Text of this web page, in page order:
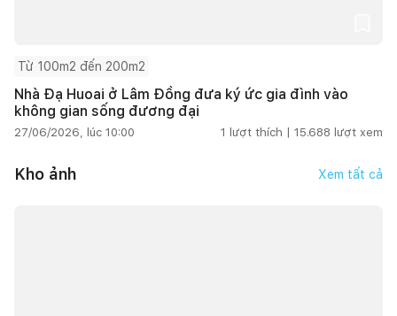
Từ 100m2 đến 200m2
Nhà Đạ Huoai ở Lâm Đồng đưa ký ức gia đình vào
không gian sống đương đại
27/06/2026, lúc 10:00 1 lượt thích | 15.688 lượt xem
Kho ảnh Xem tất cả